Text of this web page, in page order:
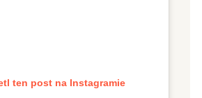
ten post na Instagramie